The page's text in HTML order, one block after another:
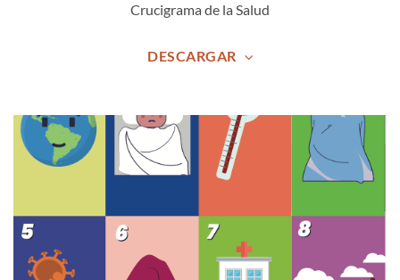
Crucigrama de la Salud
DESCARGAR